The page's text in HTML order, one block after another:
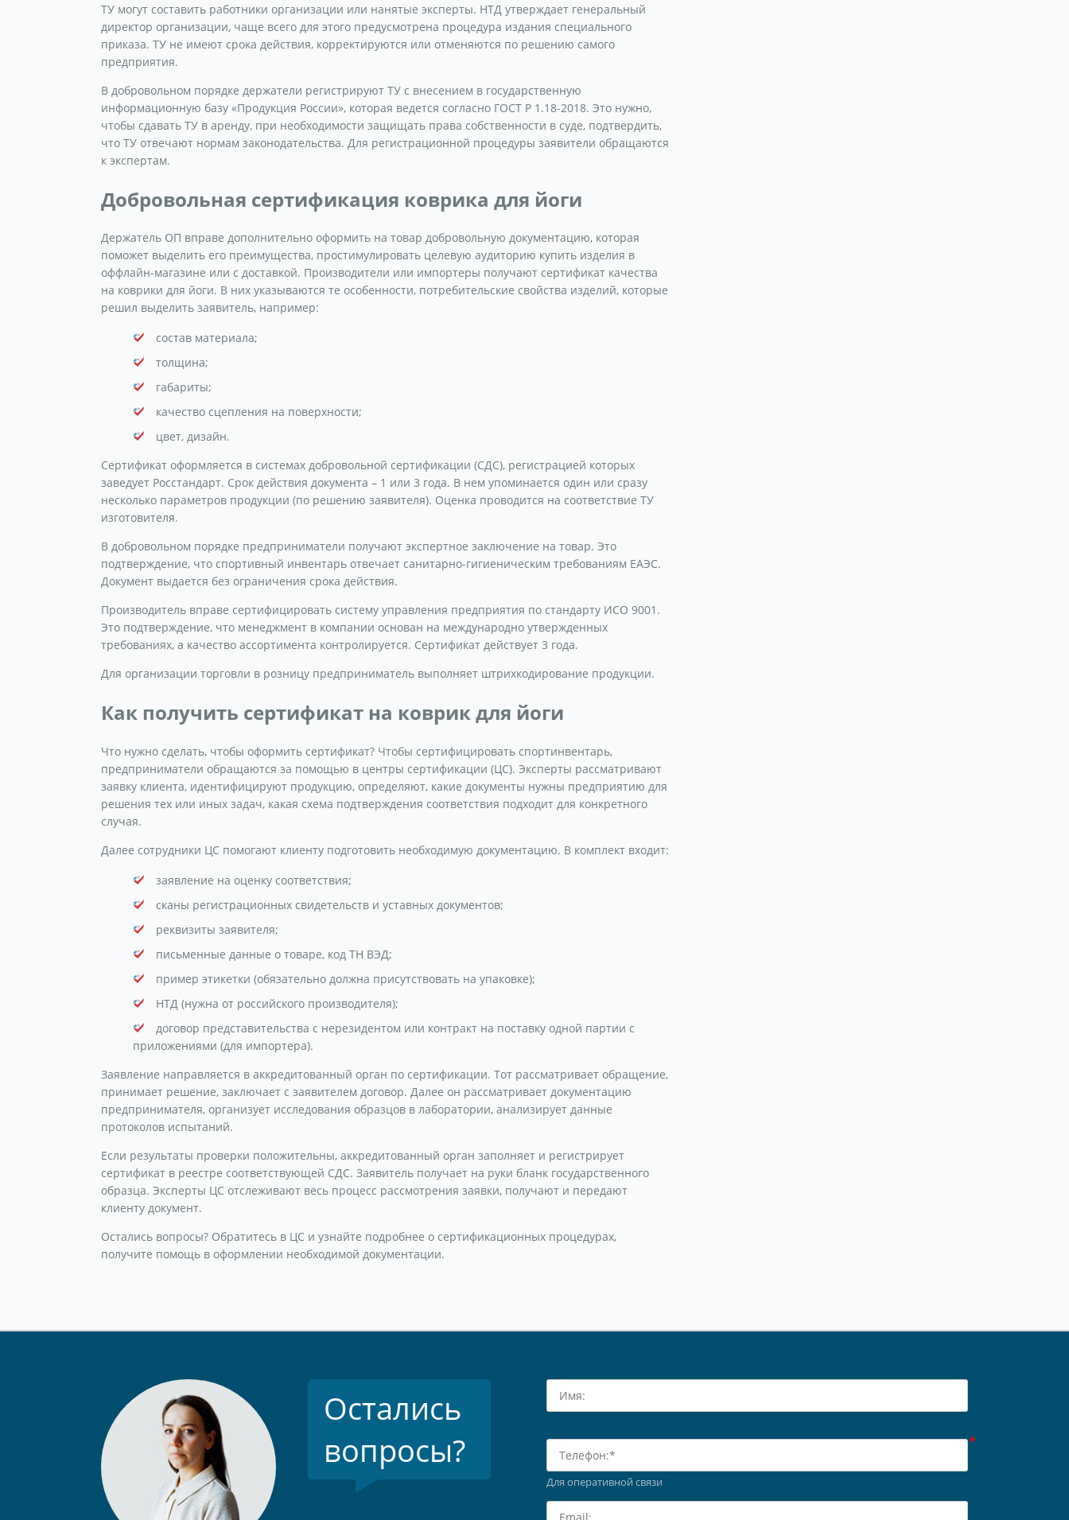
ТУ могут составить работники организации или нанятые эксперты. НТД утверждает генеральный
директор организации, чаще всего для этого предусмотрена процедура издания специального
приказа. ТУ не имеют срока действия, корректируются или отменяются по решению самого
предприятия.
В добровольном порядке держатели регистрируют ТУ с внесением в государственную
информационную базу «Продукция России», которая ведется согласно ГОСТ Р 1.18-2018. Это нужно,
чтобы сдавать ТУ в аренду, при необходимости защищать права собственности в суде, подтвердить,
что ТУ отвечают нормам законодательства. Для регистрационной процедуры заявители обращаются
к экспертам.
Добровольная сертификация коврика для йоги
Держатель ОП вправе дополнительно оформить на товар добровольную документацию, которая
поможет выделить его преимущества, простимулировать целевую аудиторию купить изделия в
оффлайн-магазине или с доставкой. Производители или импортеры получают сертификат качества
на коврики для йоги. В них указываются те особенности, потребительские свойства изделий, которые
решил выделить заявитель, например:
состав материала;
толщина;
габариты;
качество сцепления на поверхности;
цвет, дизайн.
Сертификат оформляется в системах добровольной сертификации (СДС), регистрацией которых
заведует Росстандарт. Срок действия документа – 1 или 3 года. В нем упоминается один или сразу
несколько параметров продукции (по решению заявителя). Оценка проводится на соответствие ТУ
изготовителя.
В добровольном порядке предприниматели получают экспертное заключение на товар. Это
подтверждение, что спортивный инвентарь отвечает санитарно-гигиеническим требованиям ЕАЭС.
Документ выдается без ограничения срока действия.
Производитель вправе сертифицировать систему управления предприятия по стандарту ИСО 9001.
Это подтверждение, что менеджмент в компании основан на международно утвержденных
требованиях, а качество ассортимента контролируется. Сертификат действует 3 года.
Для организации торговли в розницу предприниматель выполняет штрихкодирование продукции.
Как получить сертификат на коврик для йоги
Что нужно сделать, чтобы оформить сертификат? Чтобы сертифицировать спортинвентарь,
предприниматели обращаются за помощью в центры сертификации (ЦС). Эксперты рассматривают
заявку клиента, идентифицируют продукцию, определяют, какие документы нужны предприятию для
решения тех или иных задач, какая схема подтверждения соответствия подходит для конкретного
случая.
Далее сотрудники ЦС помогают клиенту подготовить необходимую документацию. В комплект входит:
заявление на оценку соответствия;
сканы регистрационных свидетельств и уставных документов;
реквизиты заявителя;
письменные данные о товаре, код ТН ВЭД;
пример этикетки (обязательно должна присутствовать на упаковке);
НТД (нужна от российского производителя);
договор представительства с нерезидентом или контракт на поставку одной партии с
приложениями (для импортера).
Заявление направляется в аккредитованный орган по сертификации. Тот рассматривает обращение,
принимает решение, заключает с заявителем договор. Далее он рассматривает документацию
предпринимателя, организует исследования образцов в лаборатории, анализирует данные
протоколов испытаний.
Если результаты проверки положительны, аккредитованный орган заполняет и регистрирует
сертификат в реестре соответствующей СДС. Заявитель получает на руки бланк государственного
образца. Эксперты ЦС отслеживают весь процесс рассмотрения заявки, получают и передают
клиенту документ.
Остались вопросы? Обратитесь в ЦС и узнайте подробнее о сертификационных процедурах,
получите помощь в оформлении необходимой документации.
Остались
вопросы?
Для оперативной связи